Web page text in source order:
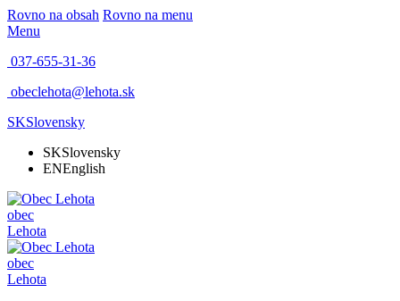
Rovno na obsah Rovno na menu
Menu
037-655-31-36
obeclehota@lehota.sk
SKSlovensky
SKSlovensky
ENEnglish
obec
Lehota
obec
Lehota